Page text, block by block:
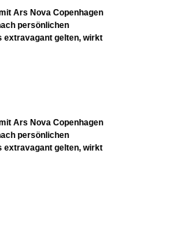
Ars Nova Copenhagen
persönlichen
extravagant gelten, wirkt
Ars Nova Copenhagen
persönlichen
extravagant gelten, wirkt